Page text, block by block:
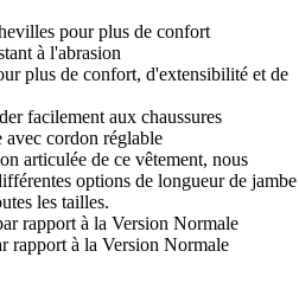
pour plus de confort
à l'abrasion
plus de confort, d'extensibilité et de
facilement aux chaussures
avec cordon réglable
articulée de ce vêtement, nous
options de longueur de jambe
les tailles.
rapport à la Version Normale
rapport à la Version Normale